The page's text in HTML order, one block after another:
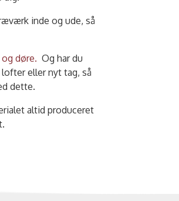
inde og ude, så
døre. Og har du
eller nyt tag, så
dette.
altid produceret